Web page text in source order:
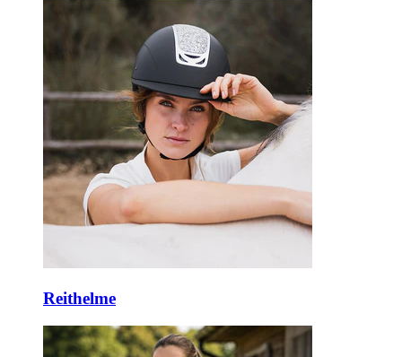
Reithelme